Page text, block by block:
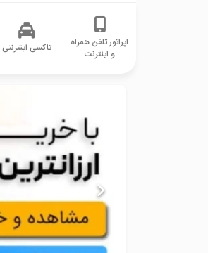
اپراتور تلفن همراه
و اینترنت
تاکسی اینترنتی